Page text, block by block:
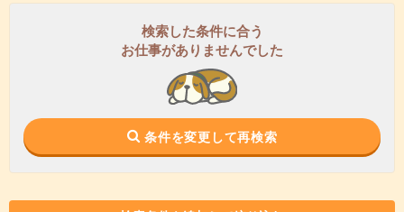
検索した条件に合う
お仕事がありませんでした
条件を変更して再検索